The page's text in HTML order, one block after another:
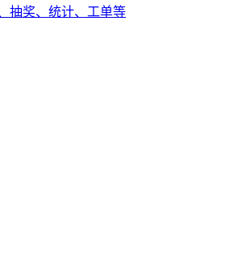
抽奖、统计、工单等